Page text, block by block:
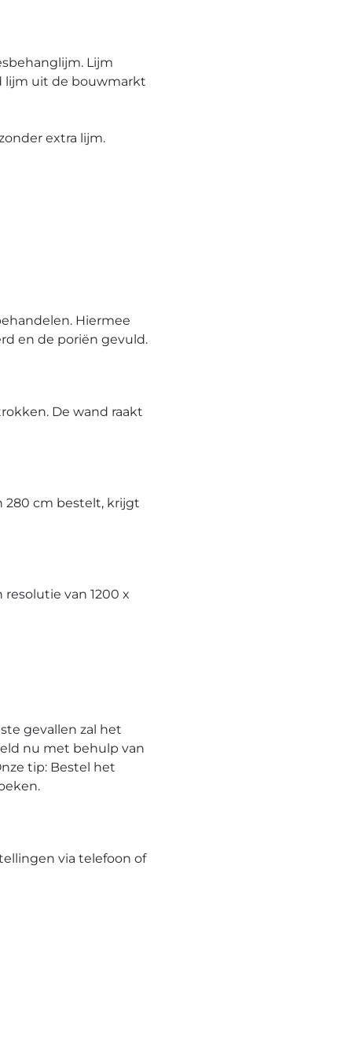
Lijm
lijm uit de bouwmarkt
extra lijm.
Hiermee
en de poriën gevuld.
De wand raakt
280 cm bestelt, krijgt
van 1200 x
gevallen zal het
nu met behulp van
tip: Bestel het
via telefoon of